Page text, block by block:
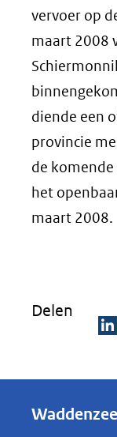
vervoer op
maart 2008
diende een
provincie
de
het
maart 2008.
Delen
e
e